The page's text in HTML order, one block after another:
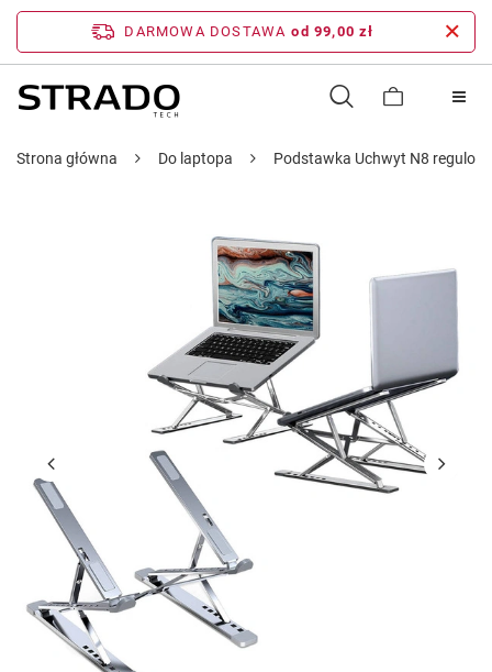
DARMOWA DOSTAWA od 99,00 zł
Strona główna Do laptopa Podstawka Uchwyt N8